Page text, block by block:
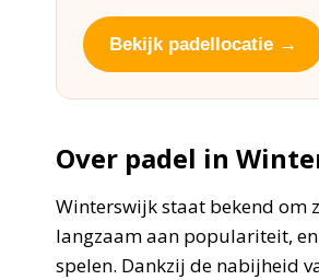
Bekijk padellocatie →
Over padel in
Winterswijk staat bekend om
langzaam aan populariteit,
spelen. Dankzij de nabijheid